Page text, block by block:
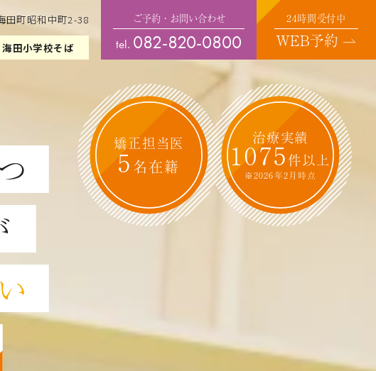
田町昭和中町2-38
海田小学校そば
ご予約・お問い合わせ
tel. 082-820-0800
24時間受付中
WEB予約
矯正担当医
5 名在籍
治療実績
1075件以上
※2026年2月時点